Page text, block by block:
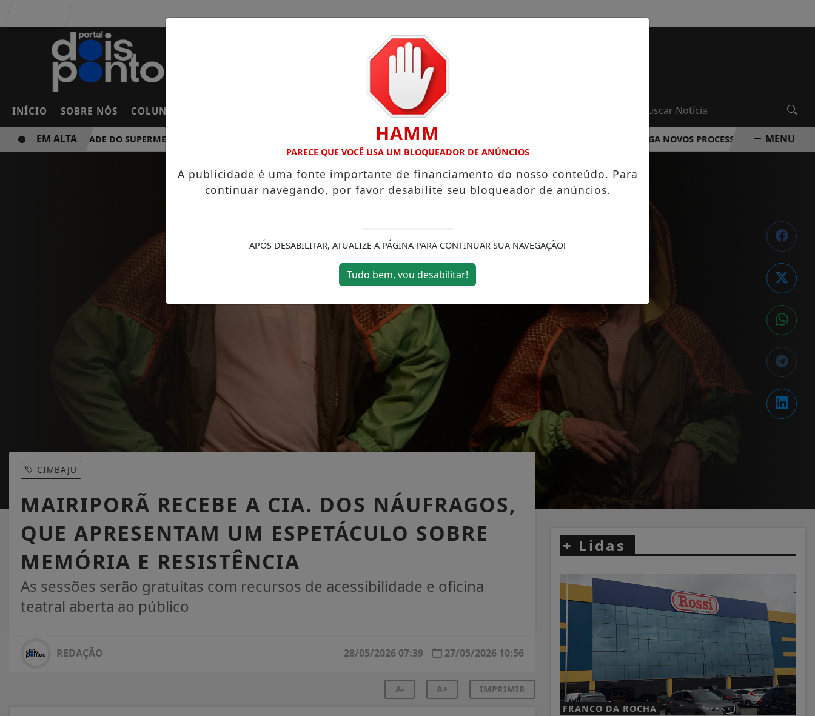
INÍCIO SOBRE NÓS COLUNAS FRANCISCO MORATO
NOVA UNIDADE DO SUPERMERCADO ROSSI SERÁ BREVEMENTE INAUGURADA EM FRANCO DA ROCHA EDUCA FRANCO DA ROCHA DIVULGA NOVOS PROCESSOS SELETIVOS NA ÁREA
EM ALTA MENU
CIMBAJU
MAIRIPORÃ RECEBE A CIA. DOS NÁUFRAGOS,
QUE APRESENTAM UM ESPETÁCULO SOBRE
MEMÓRIA E RESISTÊNCIA
As sessões serão gratuitas com recursos de acessibilidade e oficina
teatral aberta ao público
REDAÇÃO 27/05/2026 10:56
28/05/2026 07:39
A- A+ IMPRIMIR
+ Lidas
FRANCO DA ROCHA
HAMM
PARECE QUE VOCÊ USA UM BLOQUEADOR DE ANÚNCIOS
A publicidade é uma fonte importante de financiamento do nosso conteúdo. Para
continuar navegando, por favor desabilite seu bloqueador de anúncios.
APÓS DESABILITAR, ATUALIZE A PÁGINA PARA CONTINUAR SUA NAVEGAÇÃO!
Tudo bem, vou desabilitar!